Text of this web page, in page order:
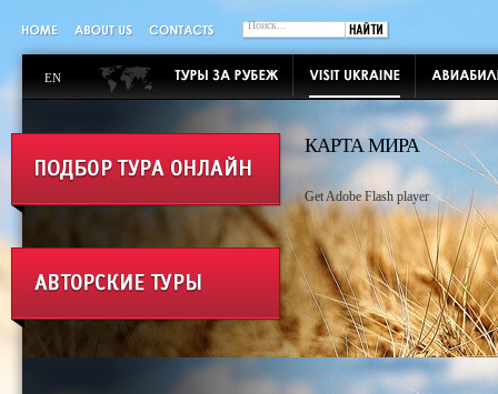
EN
КАРТА МИРА
Get Adobe Flash player